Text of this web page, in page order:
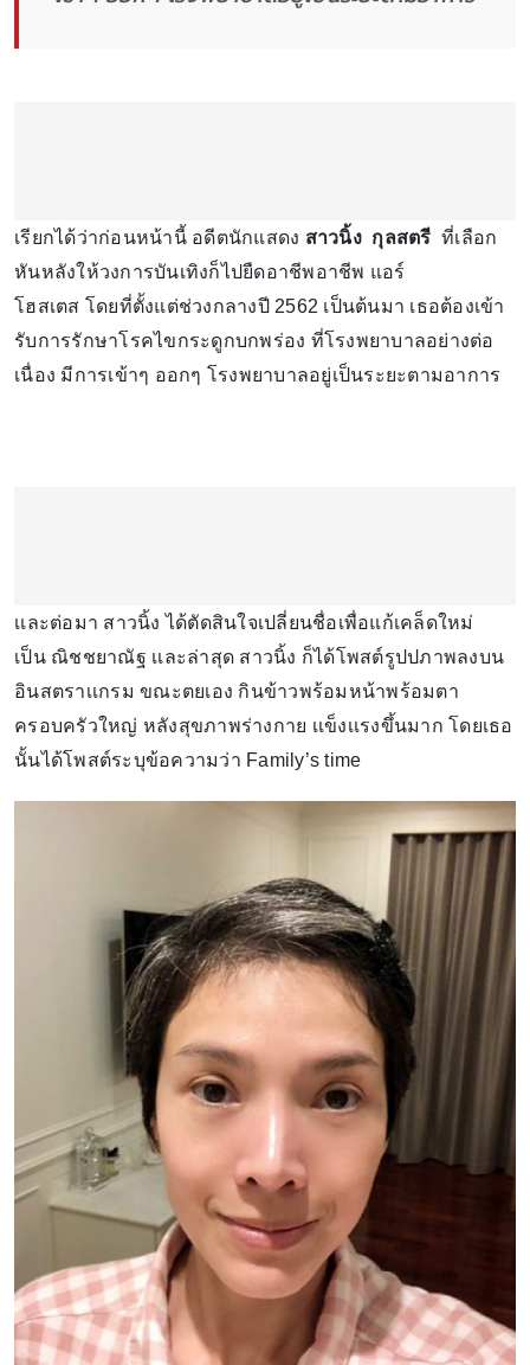
เรียกได้ว่าก่อนหน้านี้ อดีตนักแสดง สาวนิ้ง กุลสตรี ที่เลือก
หันหลังให้วงการบันเทิงก็ไปยืดอาชีพอาชีพ แอร์
โฮสเตส โดยที่ตั้งแต่ช่วงกลางปี 2562 เป็นต้นมา เธอต้องเข้า
รับการรักษาโรคไขกระดูกบกพร่อง ที่โรงพยาบาลอย่างต่อ
เนื่อง มีการเข้าๆ ออกๆ โรงพยาบาลอยู่เป็นระยะตามอาการ
เเละต่อมา สาวนิ้ง ได้ตัดสินใจเปลี่ยนชื่อเพื่อแก้เคล็ดใหม่
เป็น ณิชชยาณัฐ เเละล่าสุด สาวนิ้ง ก็ได้โพสต์รูปปภาพลงบน
อินสตราเเกรม ขณะตยเอง กินข้าวพร้อมหน้าพร้อมตา
ครอบครัวใหญ่ หลังสุขภาพร่างกาย เเข็งเเรงขึ้นมาก โดยเธอ
นั้นได้โพสต์ระบุข้อความว่า Family’s time